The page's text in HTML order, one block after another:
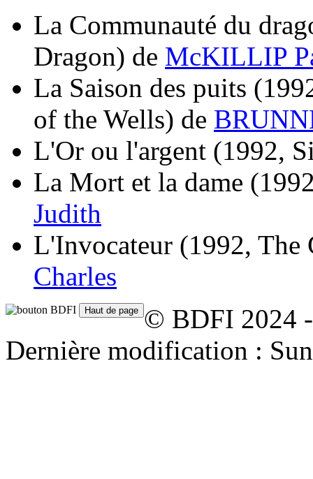
La Communauté du
Dragon) de McKILLIP
La Saison des puits
of the Wells) de
L'Or ou l'argent (1992,
La Mort et la dame
Judith
L'Invocateur (1992, The
Charles
© BDFI 2024
Dernière modification :